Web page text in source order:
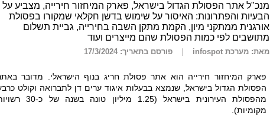
מנכ"ל אתר הפסולת הגדול בישראל, פארק המיחזור חירייה, מצביע על
הבעיות והפתרונות: האיסור על שימוש בדשן חקלאי שמקורו בפסולת
אורגנית ממתקני מיון, הקמת מתקן השבה בחירייה, גביית תשלום
מתושבים לפי כמות הפסולת שהם מייצרים ועוד
מאת: מערכת infospot פורסם בתאריך: 17/3/2024
פארק המיחזור חירייה הוא אתר פסולת חריג בנוף הישראלי. מדובר
הפסולת הגדול בישראל, שנמצא בבעלות איגוד ערים דן לתברואה וקולט
מהפסולת העירונית בישראל (1.25 מיליון טונה בשנה של כ-
מקומיות).